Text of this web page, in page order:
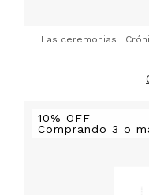
Las ceremonias |
10% OFF
Comprando 3 o